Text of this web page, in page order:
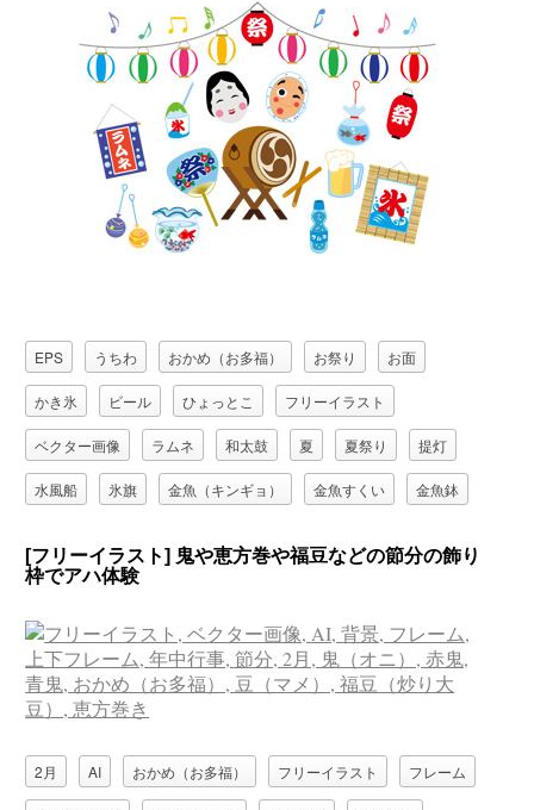
EPS うちわ おかめ（お多福） お祭り お面
かき氷 ビール ひょっとこ フリーイラスト
ベクター画像 ラムネ 和太鼓 夏 夏祭り 提灯
水風船 氷旗 金魚（キンギョ） 金魚すくい 金魚鉢
[フリーイラスト] 鬼や恵方巻や福豆などの節分の飾り
枠でアハ体験
2月 AI おかめ（お多福） フリーイラスト フレーム